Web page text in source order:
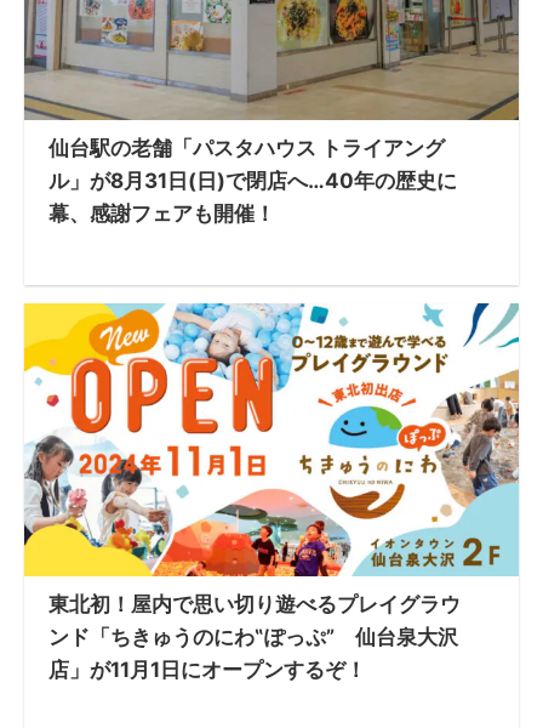
仙台駅の老舗「パスタハウス トライアング
ル」が8月31日(日)で閉店へ…40年の歴史に
幕、感謝フェアも開催！
東北初！屋内で思い切り遊べるプレイグラウ
ンド「ちきゅうのにわ‟ぽっぷ” 仙台泉大沢
店」が11月1日にオープンするぞ！